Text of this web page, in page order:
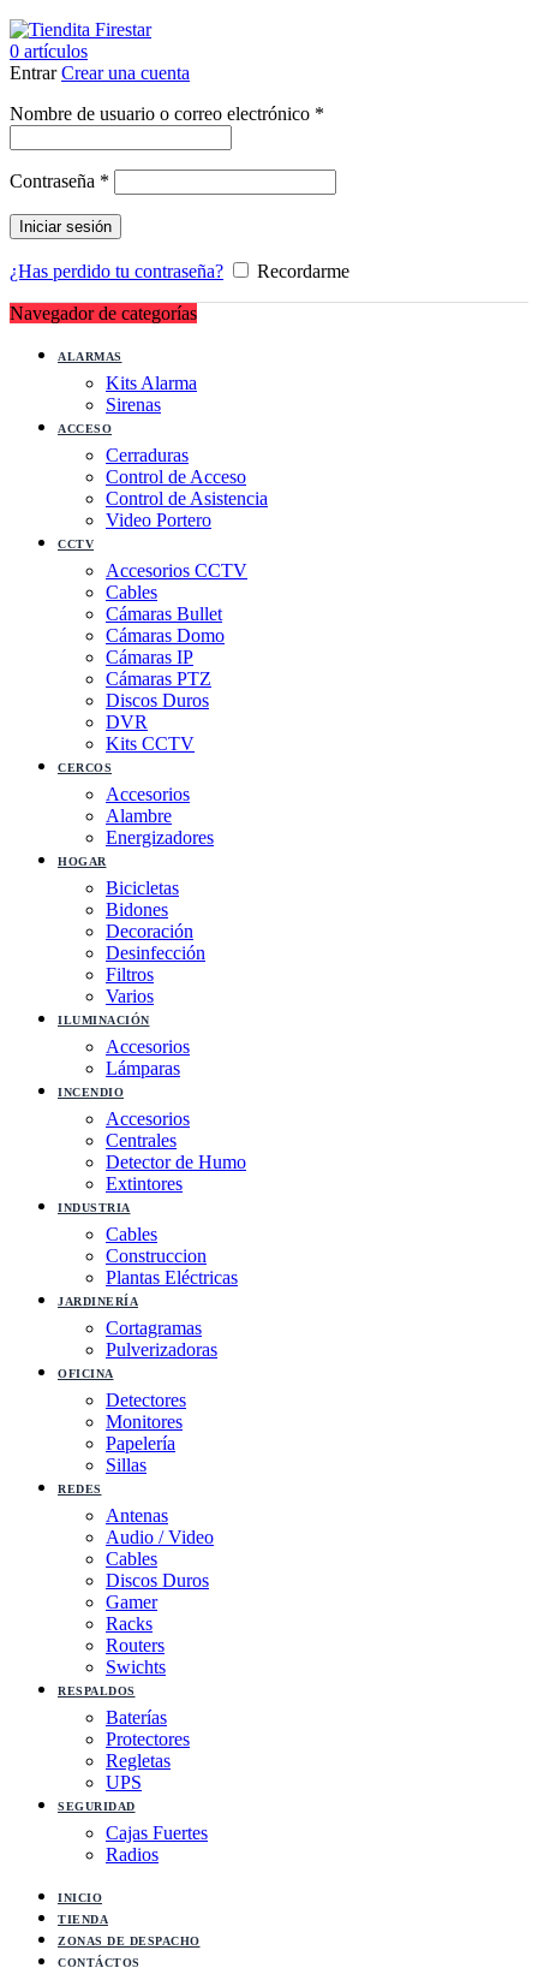
0 artículos
EntrarCrear una cuenta
Nombre de usuario o correo electrónico *
Contraseña *
Iniciar sesión
¿Has perdido tu contraseña? Recordarme
Navegador de categorías
ALARMAS
Kits Alarma
Sirenas
ACCESO
Cerraduras
Control de Acceso
Control de Asistencia
Video Portero
CCTV
Accesorios CCTV
Cables
Cámaras Bullet
Cámaras Domo
Cámaras IP
Cámaras PTZ
Discos Duros
DVR
Kits CCTV
CERCOS
Accesorios
Alambre
Energizadores
HOGAR
Bicicletas
Bidones
Decoración
Desinfección
Filtros
Varios
ILUMINACIÓN
Accesorios
Lámparas
INCENDIO
Accesorios
Centrales
Detector de Humo
Extintores
INDUSTRIA
Cables
Construccion
Plantas Eléctricas
JARDINERÍA
Cortagramas
Pulverizadoras
OFICINA
Detectores
Monitores
Papelería
Sillas
REDES
Antenas
Audio / Video
Cables
Discos Duros
Gamer
Racks
Routers
Swichts
RESPALDOS
Baterías
Protectores
Regletas
UPS
SEGURIDAD
Cajas Fuertes
Radios
INICIO
TIENDA
ZONAS DE DESPACHO
CONTÁCTOS